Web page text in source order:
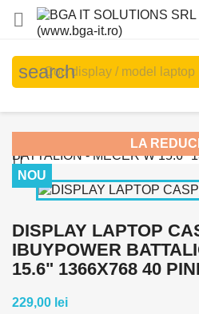

search
LA
NOU

DISPLAY LAPTOP
IBUYPOWER
15.6" 1366X768 40
229,00 lei